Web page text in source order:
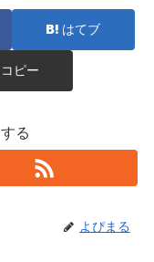
はてブ
コピー
る
よぴまる